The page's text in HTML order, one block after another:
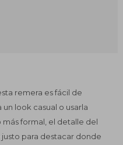
remera es fácil de
look casual o usarla
formal, el detalle del
para destacar donde